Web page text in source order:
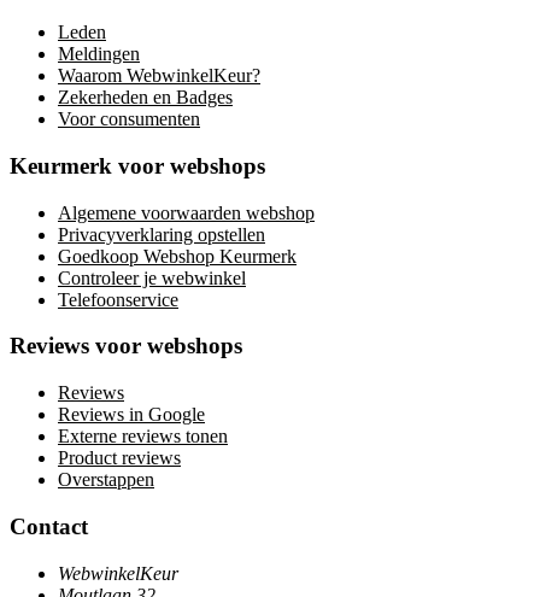
Leden
Meldingen
Waarom WebwinkelKeur?
Zekerheden en Badges
Voor consumenten
Keurmerk voor webshops
Algemene voorwaarden webshop
Privacyverklaring opstellen
Goedkoop Webshop Keurmerk
Controleer je webwinkel
Telefoonservice
Reviews voor webshops
Reviews
Reviews in Google
Externe reviews tonen
Product reviews
Overstappen
Contact
WebwinkelKeur